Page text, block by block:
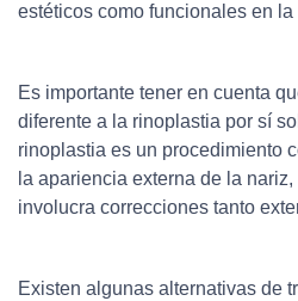
estéticos como funcionales en la
Es importante tener en cuenta
diferente a la rinoplastia por sí
rinoplastia es un procedimiento
la apariencia externa de la
involucra correcciones tanto
Existen algunas alternativas de